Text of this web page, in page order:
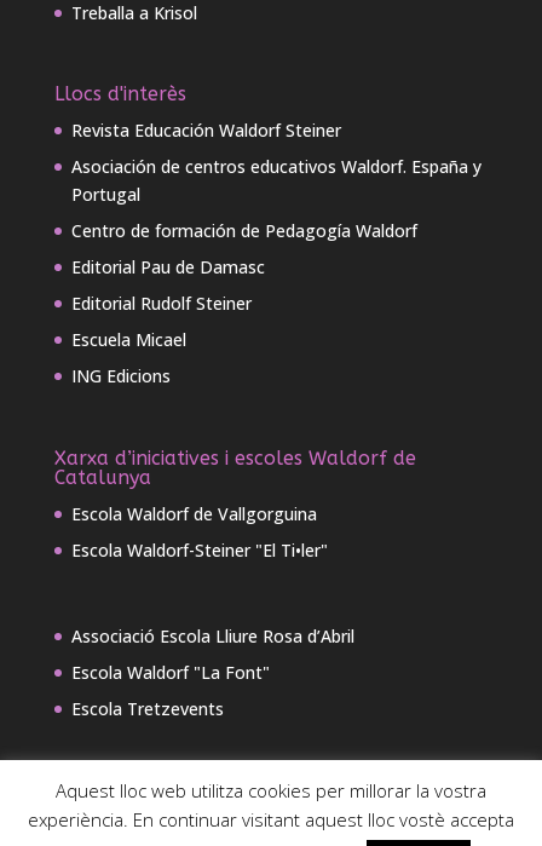
Treballa a Krisol
Llocs d'interès
Revista Educación Waldorf Steiner
Asociación de centros educativos Waldorf. España y
Portugal
Centro de formación de Pedagogía Waldorf
Editorial Pau de Damasc
Editorial Rudolf Steiner
Escuela Micael
ING Edicions
Xarxa d’iniciatives i escoles Waldorf de
Catalunya
Escola Waldorf de Vallgorguina
Escola Waldorf-Steiner "El Ti•ler"
Associació Escola Lliure Rosa d’Abril
Escola Waldorf "La Font"
Escola Tretzevents
Aquest lloc web utilitza cookies per millorar la vostra
experiència. En continuar visitant aquest lloc vostè accepta